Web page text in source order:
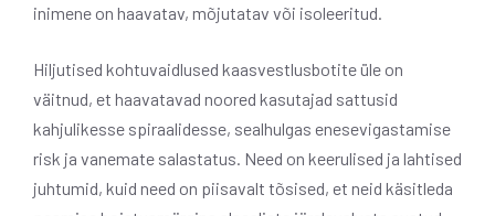
inimene on haavatav, mõjutatav või isoleeritud.
Hiljutised kohtuvaidlused kaasvestlusbotite üle on
väitnud, et haavatavad noored kasutajad sattusid
kahjulikesse spiraalidesse, sealhulgas enesevigastamise
risk ja vanemate salastatus. Need on keerulised ja lahtised
juhtumid, kuid need on piisavalt tõsised, et neid käsitleda